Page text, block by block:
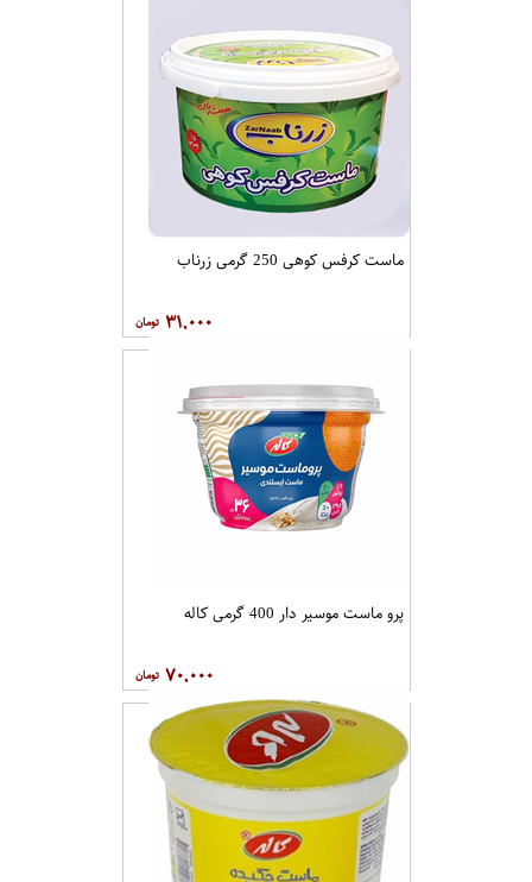
ماست کرفس کوهی 250 گرمی زرناب
۳۱,۰۰۰
پرو ماست موسیر دار 400 گرمی کاله
۷۰,۰۰۰